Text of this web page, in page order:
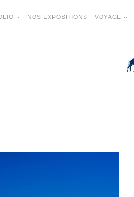
NOS EXPOSITIONS VOYAGE